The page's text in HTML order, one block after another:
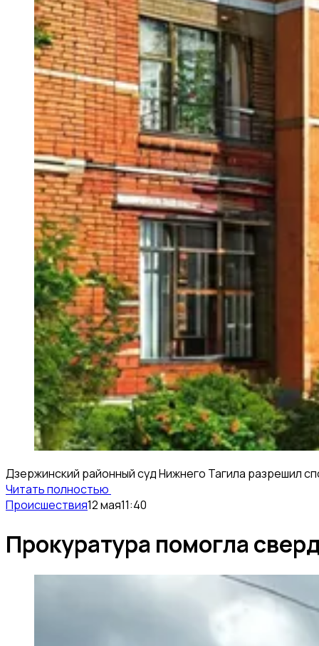
Дзержинский районный суд Нижнего Тагила разрешил
Читать полностью
Происшествия12 мая11:40
Прокуратура помогла